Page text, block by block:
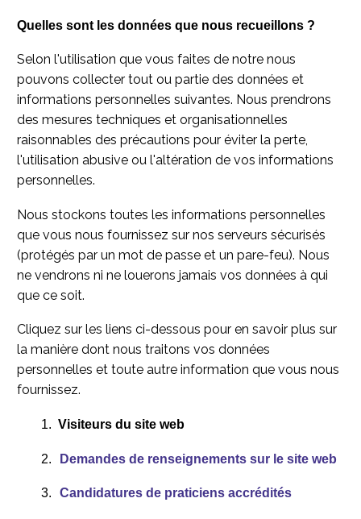
Quelles sont les données que nous recueillons ?
Selon l'utilisation que vous faites de notre nous
pouvons collecter tout ou partie des données et
informations personnelles suivantes. Nous prendrons
des mesures techniques et organisationnelles
raisonnables des précautions pour éviter la perte,
l'utilisation abusive ou l'altération de vos informations
personnelles.
Nous stockons toutes les informations personnelles
que vous nous fournissez sur nos serveurs sécurisés
(protégés par un mot de passe et un pare-feu). Nous
ne vendrons ni ne louerons jamais vos données à qui
que ce soit.
Cliquez sur les liens ci-dessous pour en savoir plus sur
la manière dont nous traitons vos données
personnelles et toute autre information que vous nous
fournissez.
1. Visiteurs du site web
2. Demandes de renseignements sur le site web
3. Candidatures de praticiens accrédités